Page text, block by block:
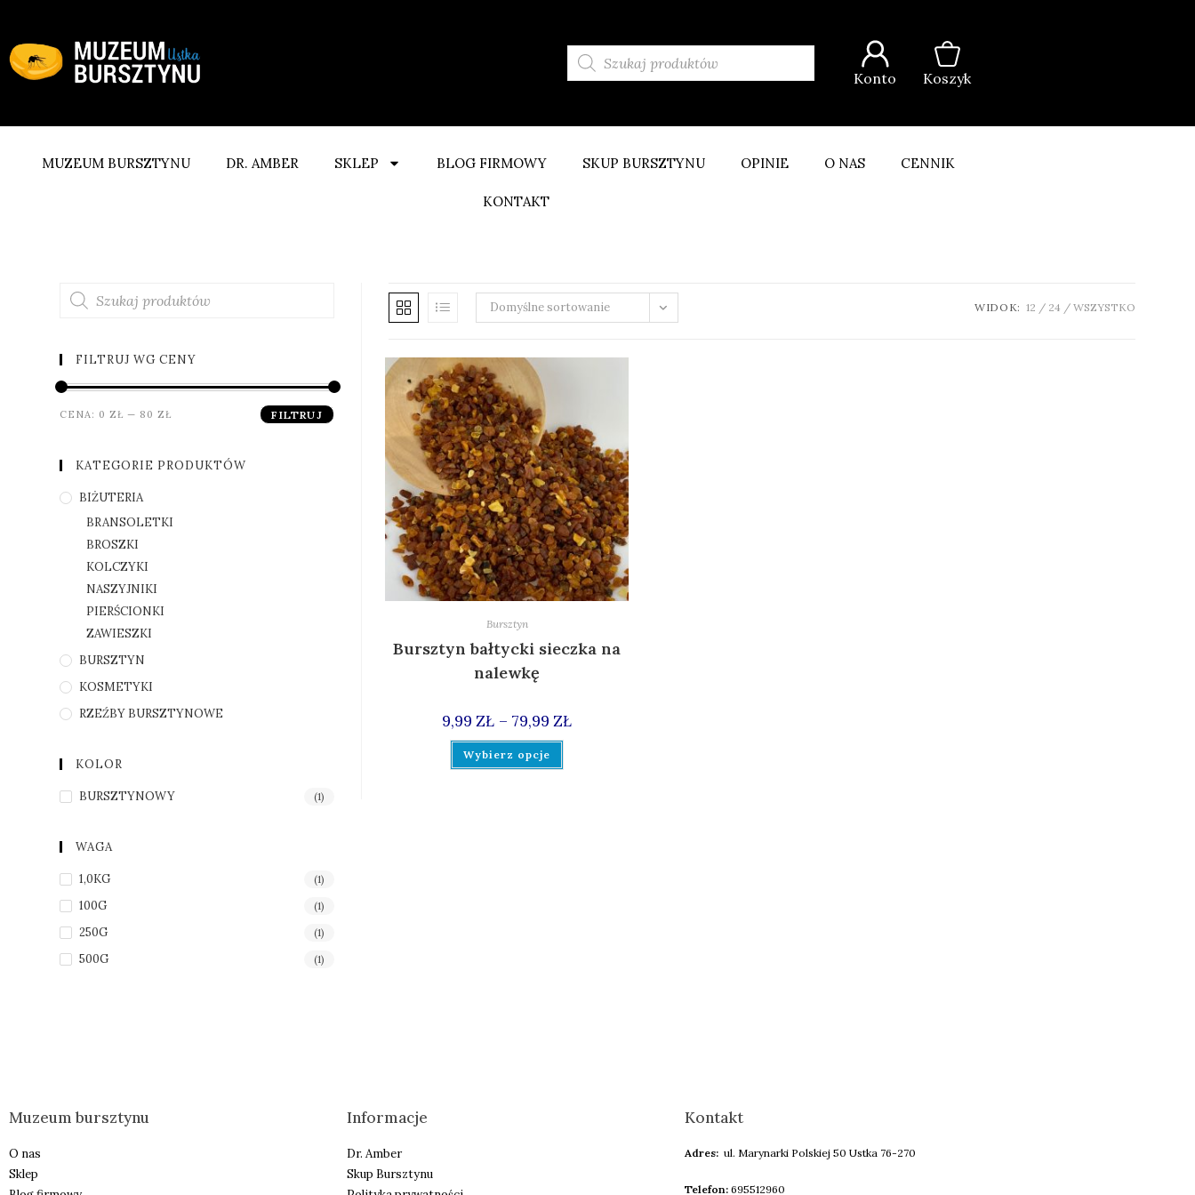
Konto Koszyk
MUZEUM BURSZTYNU DR. AMBER SKLEP BLOG FIRMOWY SKUP BURSZTYNU OPINIE O NAS CENNIK
KONTAKT
Domyślne sortowanie WIDOK: 12 24 WSZYSTKO
Bursztyn
Bursztyn bałtycki sieczka na
nalewkę
9,99ZŁ – 79,99ZŁ
Wybierz opcje
FILTRUJ WG CENY
FILTRUJ
CENA: 0 ZŁ — 80 ZŁ
KATEGORIE PRODUKTÓW
BIŻUTERIA
BRANSOLETKI
BROSZKI
KOLCZYKI
NASZYJNIKI
PIERŚCIONKI
ZAWIESZKI
BURSZTYN
KOSMETYKI
RZEŹBY BURSZTYNOWE
KOLOR
BURSZTYNOWY (1)
WAGA
1,0KG (1)
100G (1)
250G (1)
500G (1)
Muzeum bursztynu
O nas
Sklep
Informacje
Dr. Amber
Skup Bursztynu
Kontakt
Adres:ul. Marynarki Polskiej 50 Ustka 76-270
Telefon: 695512960